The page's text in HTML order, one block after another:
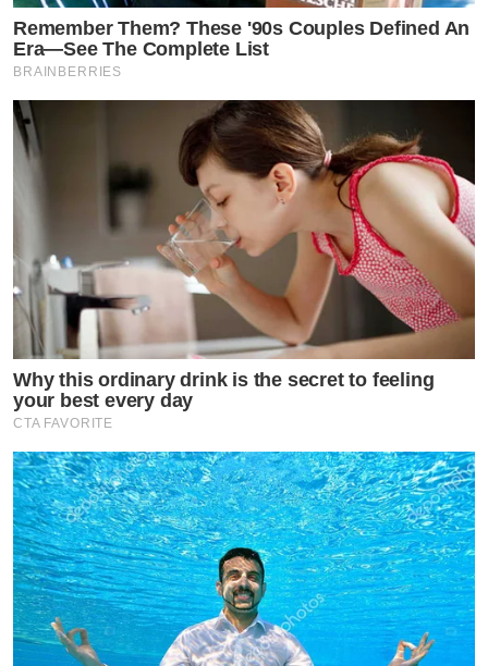
by TVPOOL ONLINE
Remember Them? These '90s Couples Defined An
Era—See The Complete List
BRAINBERRIES
Why this ordinary drink is the secret to feeling
your best every day
CTA FAVORITE